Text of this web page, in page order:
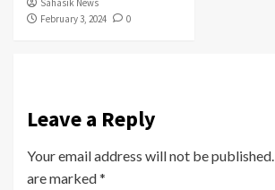
Sahasik News
February 3, 2024
0
Leave a Reply
Your email address will not be published.
are marked*